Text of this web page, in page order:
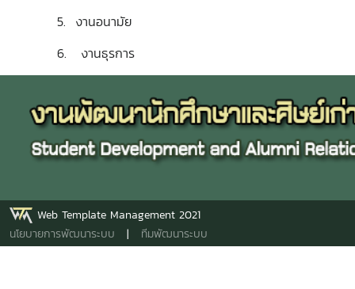
5. งานอนามัย
6. งานธุรการ
Web Template Management 2021
นโยบายการพัฒนาระบบ | ทีมพัฒนาระบบ